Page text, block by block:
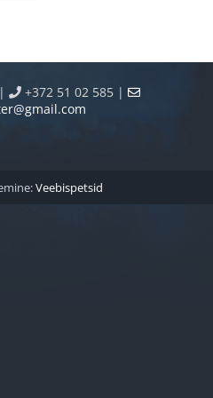
+372 51 02 585 |
Veebispetsid